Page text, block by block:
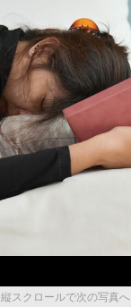
縦スクロールで次の写真へ